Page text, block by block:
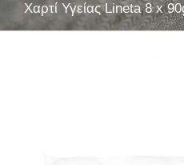
Χαρτί Υγείας Lineta 8 x